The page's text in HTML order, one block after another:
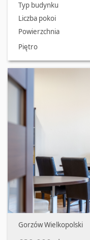
Typ budynku
Liczba pokoi
Powierzchnia
Piętro
Gorzów Wielkopolski